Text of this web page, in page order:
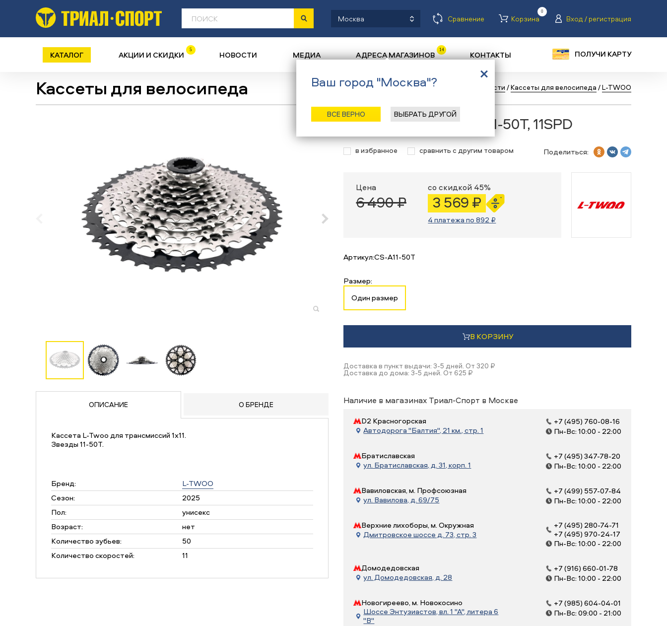
Москва Сравнение Корзина
0
Вход / регистрация
КАТАЛОГ АКЦИИ И СКИДКИ 5 НОВОСТИ МЕДИА АДРЕСА МАГАЗИНОВ 14 КОНТАКТЫ ПОЛУЧИ КАРТУ
Кассеты для велосипеда Назад/ Главная/Каталог/Велосипеды Запчасти /Кассеты для велосипеда /L-TWOO
ОПИСАНИЕ О БРЕНДЕ
Кассета L-Twoo для трансмиссий 1х11.
Звезды 11-50Т.
Бренд:
L-TWOO
Сезон:
2025
Пол:
унисекс
Возраст:
нет
Количество зубьев:
50
Количество скоростей:
11
Кассета L-TWOO A11 11-50T, 11SPD
в избранное сравнить с другим товаром Поделиться:
Цена
6 490 ₽
со скидкой 45%
3 569 ₽
4 платежа по 892 ₽
Артикул:CS-A11-50T
Размер:
Один размер
В КОРЗИНУ
Доставка в пункт выдачи: 3-5 дней. От 320 ₽
Доставка до дома: 3-5 дней. От 625 ₽
Наличие в магазинах Триал-Спорт в Москве
D2 Красногорская
Автодорога "Балтия", 21 км., стр. 1
+7 (495) 760-08-16
Пн-Вс: 10:00 - 22:00
Братиславская
ул. Братиславская, д. 31, корп. 1
+7 (495) 347-78-20
Пн-Вс: 10:00 - 22:00
Вавиловская, м. Профсоюзная
ул. Вавилова, д. 69/75
+7 (499) 557-07-84
Пн-Вс: 10:00 - 22:00
Верхние лихоборы, м. Окружная
Дмитровское шоссе д. 73, стр. 3
+7 (495) 280-74-71
+7 (495) 970-24-17
Пн-Вс: 10:00 - 22:00
Домодедовская
ул. Домодедовская, д. 28
+7 (916) 660-01-78
Пн-Вс: 10:00 - 22:00
Новогиреево, м. Новокосино
Шоссе Энтузиастов, вл. 1 "А", литера 6
"В"
+7 (985) 604-04-01
Пн-Вс: 09:00 - 21:00
Ваш город "Москва"?
ВСЕ ВЕРНО ВЫБРАТЬ ДРУГОЙ